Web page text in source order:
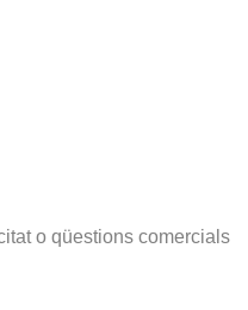
o qüestions comercials